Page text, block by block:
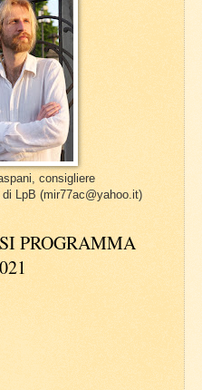
consigliere
LpB (mir77ac@yahoo.it)
PROGRAMMA